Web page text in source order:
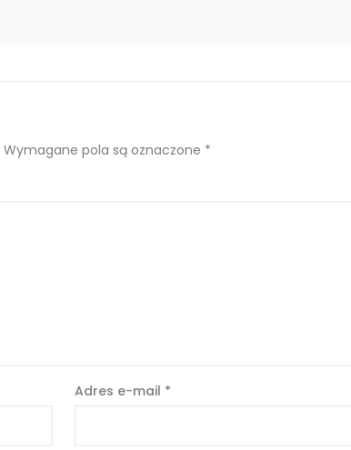
Wymagane pola są oznaczone *
Adres e-mail *